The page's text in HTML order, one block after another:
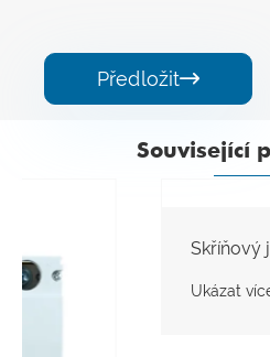
Předložit
Související